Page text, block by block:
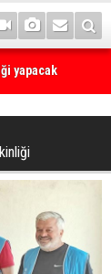
yapacak